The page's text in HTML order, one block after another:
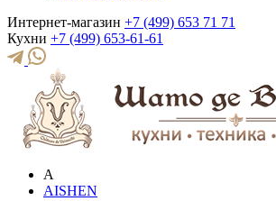
Интернет-магазин +7 (499) 653 71 71
Кухни +7 (499) 653-61-61
A
AISHEN